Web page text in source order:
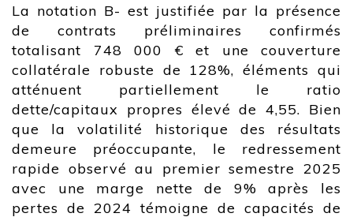
La notation B- est justifiée par la présence
de contrats préliminaires confirmés
totalisant 748 000 € et une couverture
collatérale robuste de 128%, éléments qui
atténuent partiellement le ratio
dette/capitaux propres élevé de 4,55. Bien
que la volatilité historique des résultats
demeure préoccupante, le redressement
rapide observé au premier semestre 2025
avec une marge nette de 9% après les
pertes de 2024 témoigne de capacités de